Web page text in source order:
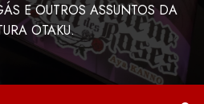
E OUTROS ASSUNTOS DA
OTAKU.